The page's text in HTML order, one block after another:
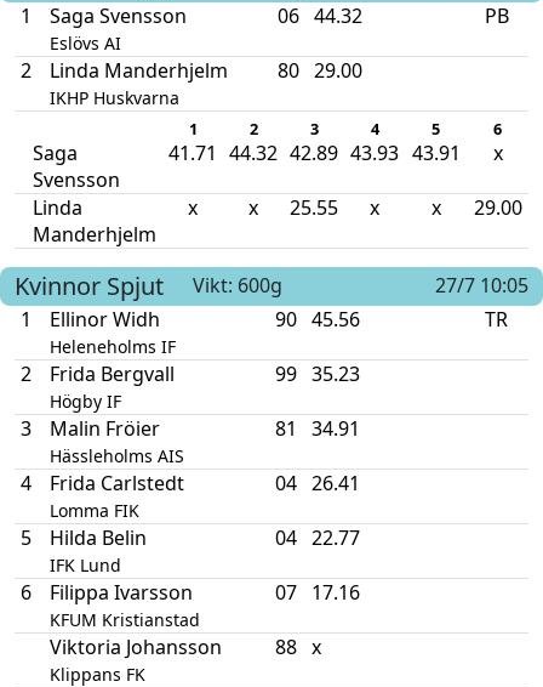
1
Saga Svensson
Eslövs AI
06 44.32 PB
2 Linda Manderhjelm
IKHP Huskvarna
80 29.00
1 2 3 4 5 6
Saga
Svensson
41.71 44.32 42.89 43.93 43.91 x
Linda
Manderhjelm
x x 25.55 x x 29.00
Kvinnor Spjut Vikt: 600g
27/7 10:05
1
Ellinor Widh
Heleneholms IF
90 45.56 TR
2 Frida Bergvall
Högby IF
99 35.23
3 Malin Fröier
Hässleholms AIS
81 34.91
4 Frida Carlstedt
Lomma FIK
04 26.41
5 Hilda Belin
IFK Lund
04 22.77
6 Filippa Ivarsson
KFUM Kristianstad
07 17.16
Viktoria Johansson
Klippans FK
88 x